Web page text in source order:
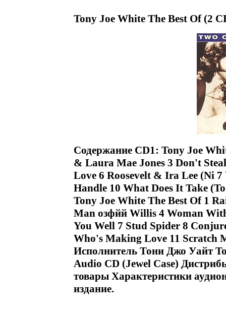
Tony Joe White The Best Of (2
Содержание CD1: Tony Joe
& Laura Mae Jones 3 Don't
Love 6 Roosevelt & Ira Lee (Ni
Handle 10 What Does It Take
Tony Joe White The Best Of 1
Man озфйй Willis 4 Woman
You Well 7 Stud Spider 8
Who's Making Love 11 Scratch
Исполнитель Тони Джо Уайт
Audio CD (Jewel Case)
товары Характеристики
издание.